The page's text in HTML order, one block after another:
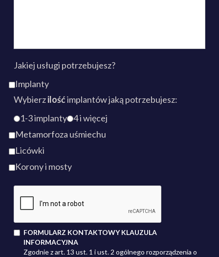
Jakiej usługi potrzebujesz?
Implanty
Wybierzilośćimplantów jaką potrzebujesz:
1-3 implanty 4 i więcej
Metamorfoza uśmiechu
Licówki
Korony i mosty
FORMULARZ KONTAKTOWY KLAUZULA
INFORMACYJNA
Zgodnie z art. 13 ust. 1 i ust. 2 ogólnego rozporządzenia o